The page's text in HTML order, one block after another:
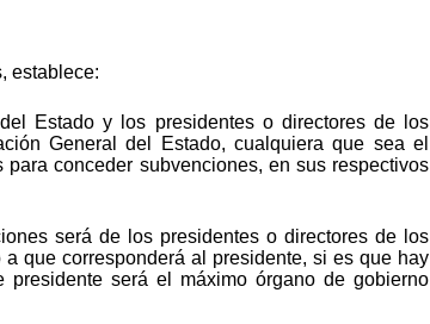
establece:
Estado y los presidentes o directores de los
General del Estado, cualquiera que sea el
conceder subvenciones, en sus respectivos
será de los presidentes o directores de los
que corresponderá al presidente, si es que hay
será el máximo órgano de gobierno